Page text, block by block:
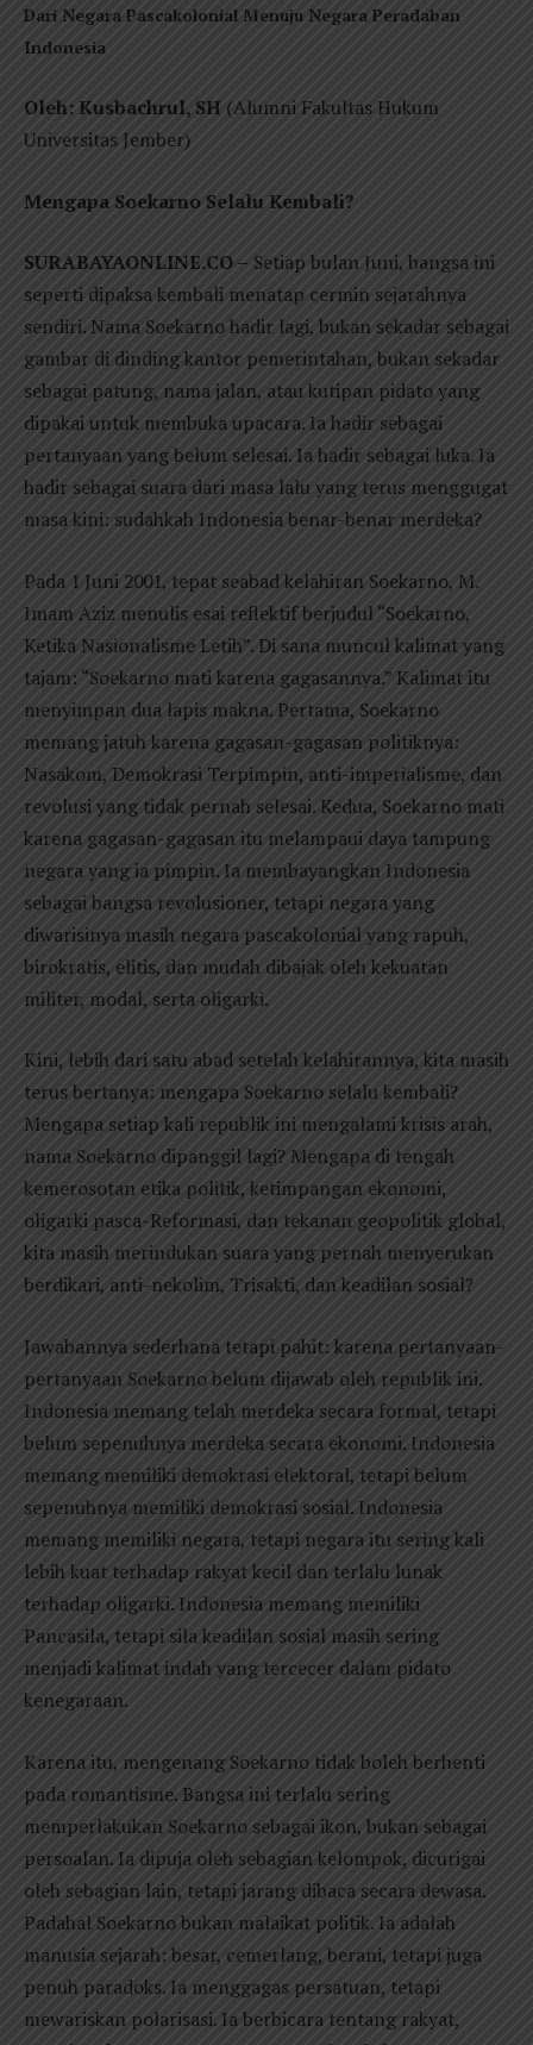
Dari Negara Pascakolonial Menuju Negara Peradaban
Indonesia
Oleh: Kusbachrul, SH (Alumni Fakultas Hukum
Universitas Jember)
Mengapa Soekarno Selalu Kembali?
SURABAYAONLINE.CO – Setiap bulan Juni, bangsa ini
seperti dipaksa kembali menatap cermin sejarahnya
sendiri. Nama Soekarno hadir lagi, bukan sekadar sebagai
gambar di dinding kantor pemerintahan, bukan sekadar
sebagai patung, nama jalan, atau kutipan pidato yang
dipakai untuk membuka upacara. Ia hadir sebagai
pertanyaan yang belum selesai. Ia hadir sebagai luka. Ia
hadir sebagai suara dari masa lalu yang terus menggugat
masa kini: sudahkah Indonesia benar-benar merdeka?
Pada 1 Juni 2001, tepat seabad kelahiran Soekarno, M.
Imam Aziz menulis esai reflektif berjudul “Soekarno,
Ketika Nasionalisme Letih”. Di sana muncul kalimat yang
tajam: “Soekarno mati karena gagasannya.” Kalimat itu
menyimpan dua lapis makna. Pertama, Soekarno
memang jatuh karena gagasan-gagasan politiknya:
Nasakom, Demokrasi Terpimpin, anti-imperialisme, dan
revolusi yang tidak pernah selesai. Kedua, Soekarno mati
karena gagasan-gagasan itu melampaui daya tampung
negara yang ia pimpin. Ia membayangkan Indonesia
sebagai bangsa revolusioner, tetapi negara yang
diwarisinya masih negara pascakolonial yang rapuh,
birokratis, elitis, dan mudah dibajak oleh kekuatan
militer, modal, serta oligarki.
Kini, lebih dari satu abad setelah kelahirannya, kita masih
terus bertanya: mengapa Soekarno selalu kembali?
Mengapa setiap kali republik ini mengalami krisis arah,
nama Soekarno dipanggil lagi? Mengapa di tengah
kemerosotan etika politik, ketimpangan ekonomi,
oligarki pasca-Reformasi, dan tekanan geopolitik global,
kita masih merindukan suara yang pernah menyerukan
berdikari, anti-nekolim, Trisakti, dan keadilan sosial?
Jawabannya sederhana tetapi pahit: karena pertanyaan-
pertanyaan Soekarno belum dijawab oleh republik ini.
Indonesia memang telah merdeka secara formal, tetapi
belum sepenuhnya merdeka secara ekonomi. Indonesia
memang memiliki demokrasi elektoral, tetapi belum
sepenuhnya memiliki demokrasi sosial. Indonesia
memang memiliki negara, tetapi negara itu sering kali
lebih kuat terhadap rakyat kecil dan terlalu lunak
terhadap oligarki. Indonesia memang memiliki
Pancasila, tetapi sila keadilan sosial masih sering
menjadi kalimat indah yang tercecer dalam pidato
kenegaraan.
Karena itu, mengenang Soekarno tidak boleh berhenti
pada romantisme. Bangsa ini terlalu sering
memperlakukan Soekarno sebagai ikon, bukan sebagai
persoalan. Ia dipuja oleh sebagian kelompok, dicurigai
oleh sebagian lain, tetapi jarang dibaca secara dewasa.
Padahal Soekarno bukan malaikat politik. Ia adalah
manusia sejarah: besar, cemerlang, berani, tetapi juga
penuh paradoks. Ia menggagas persatuan, tetapi
mewariskan polarisasi. Ia berbicara tentang rakyat,